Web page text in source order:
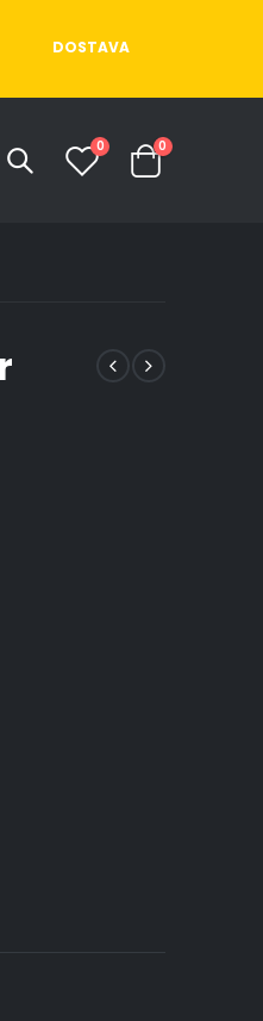
DOSTAVA
0 0